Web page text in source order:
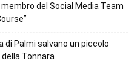
del Social Media Team
di Palmi salvano un piccolo
Tonnara